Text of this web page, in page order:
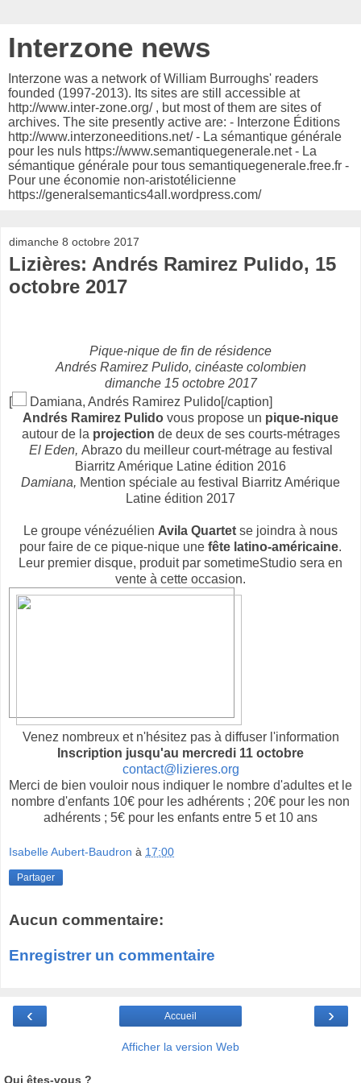
Interzone news
Interzone was a network of William Burroughs' readers
founded (1997-2013). Its sites are still accessible at
http://www.inter-zone.org/ , but most of them are sites of
archives. The site presently active are: - Interzone Éditions
http://www.interzoneeditions.net/ - La sémantique générale
pour les nuls https://www.semantiquegenerale.net - La
sémantique générale pour tous semantiquegenerale.free.fr -
Pour une économie non-aristotélicienne
https://generalsemantics4all.wordpress.com/
dimanche 8 octobre 2017
Lizières: Andrés Ramirez Pulido, 15
octobre 2017
Pique-nique de fin de résidence
Andrés Ramirez Pulido, cinéaste colombien
dimanche 15 octobre 2017
[
Damiana, Andrés Ramirez Pulido[/caption]
Andrés Ramirez Pulido vous propose un pique-nique
autour de la projection de deux de ses courts-métrages
El Eden, Abrazo du meilleur court-métrage au festival
Biarritz Amérique Latine édition 2016
Damiana, Mention spéciale au festival Biarritz Amérique
Latine édition 2017
Le groupe vénézuélien Avila Quartet se joindra à nous
pour faire de ce pique-nique une fête latino-américaine.
Leur premier disque, produit par sometimeStudio sera en
vente à cette occasion.
Venez nombreux et n'hésitez pas à diffuser l'information
Inscription jusqu'au mercredi 11 octobre
contact@lizieres.org
Merci de bien vouloir nous indiquer le nombre d'adultes et le
nombre d'enfants 10€ pour les adhérents ; 20€ pour les non
adhérents ; 5€ pour les enfants entre 5 et 10 ans
Isabelle Aubert-Baudron à 17:00
Partager
Aucun commentaire:
Enregistrer un commentaire
‹ ›
Accueil
Afficher la version Web
Qui êtes-vous ?